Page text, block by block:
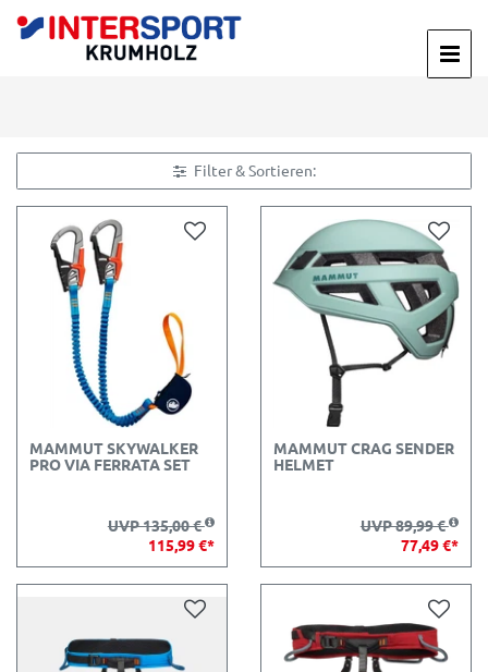
Filter & Sortieren:
MAMMUT SKYWALKER
PRO VIA FERRATA SET
UVP 135,00 €
115,99 €*
MAMMUT CRAG SENDER
HELMET
UVP 89,99 €
77,49 €*